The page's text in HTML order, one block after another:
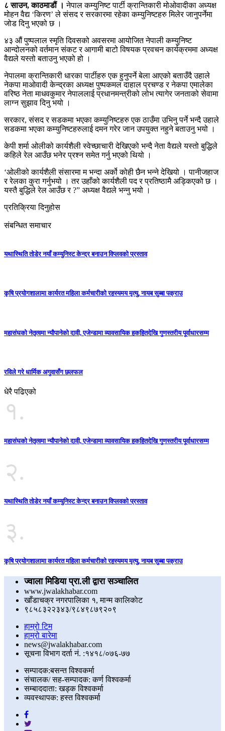
८ साउन, काठमाडौं । नेपाल कम्युनिष्ट पार्टी क्रान्तिकारी मोओवादीका अध्यक्ष
मोहन वैद्य ‘किरण’ ले संसद र सरकारमा रहेका कम्युनिष्टहरु मिलेर जानुपर्नेमा
जोड दिनु भएको छ ।
४३ औं पुष्पलाल स्मृति दिवसको अवसरमा आयोजित नेपाली कम्युनिष्ट
आन्दोलनको वर्तमान संकट र आगामी बाटो विषयक प्रवचन कार्यक्रममा अध्यक्ष
वैद्यले यस्तो बताउनु भएको हो ।
नेपालमा क्रान्तिकारी धारका पार्टीहरु एक हुनुपर्ने बेला आएको बताउँदै उहाले
नेकपा माओवादी केन्द्रका अध्यक्ष पुष्पकमल दाहाल प्रचण्ड र नेकपा एमालेका
वरिष्ठ नेता माधवकुमार नेपाललाई प्रधानमन्त्रीको लोभ त्यागेर जनताको सेवामा
लाग्न सुझाव दिनु भयो ।
सरकार, संसद र सडकमा भएका कम्युनिष्टहरु एक ठाउँमा उभिनु पर्ने भन्दै उहाले
सडकमा भएका कम्युनिष्टहरुलाई दमन गरेर जान उपयुक्त नहुने बताउनु भयो ।
केपी शर्मा ओलीको कार्यशैली स्वेच्छाचारी देखिएको भन्दै नेता वैद्यले यस्तो बुद्धिले
कहिले रेल आउँछ भनेर प्रश्न समेत गर्नु भएको थियो ।
‘ओलीको कार्यशैली संसारमा म भन्दा अर्को कोही छैन भन्ने देखियो । पानीजहाज
र रेलका कुरा गर्नुभयो । तर उहाँको कार्यशैली पद र प्रतिष्ठामै अड्किएको छ ।
यस्तै बुद्धिले रेल आउँछ र ?” अध्यक्ष वैद्यले भन्नु भयो ।
प्रतिक्रिया दिनुहोस
संबन्धित समाचार
यथास्थिति तोडेर नयाँ कम्युनिस्ट केन्द्र बनाउन विप्लवको प्रस्ताव
कृषि प्रयोगशालामा कार्यरत महिला कर्मचारीको रहस्यमय मृत्यु, नायब सुब्बा पक्राउ
महासंघको नेतृत्वमा न्यौपानेको दावी, एजेन्डामा व्यावसायिक हकहितदेखि गुणस्तरीय पूर्वाधारसम्म
रविले गरे धार्मिक अगुवासँग छलफल
धेरै पढिएको
१.
महासंघको नेतृत्वमा न्यौपानेको दावी, एजेन्डामा व्यावसायिक हकहितदेखि गुणस्तरीय पूर्वाधारसम्म
२.
यथास्थिति तोडेर नयाँ कम्युनिस्ट केन्द्र बनाउन विप्लवको प्रस्ताव
३.
कृषि प्रयोगशालामा कार्यरत महिला कर्मचारीको रहस्यमय मृत्यु, नायब सुब्बा पक्राउ
ज्वाला मिडिया प्रा.ली द्वारा सञ्चालित
www.jwalakhabar.com
खाँडाचक्र नगरपालिका १, मान्म कालिकाेट
९८५८३२२३४३/९८४९८७९२०९
हाम्रो टिम
हाम्रो बारेमा
news@jwalakhabar.com
सूचना विभाग दर्ता नं. :१४१८/०७६-७७
सम्पादक:बसन्त विश्वकर्मा
संचालक/ सह-सम्पादक: कर्ण विश्वकर्मा
सम्बाददाता: खड्क विश्वकर्मा
व्यवस्थापक: हस्त विश्वकर्मा